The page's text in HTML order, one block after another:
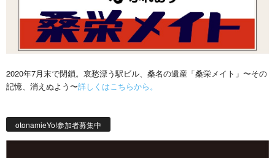
2020年7月末で閉鎖。哀愁漂う駅ビル、桑名の遺産「桑栄メイト」〜その
記憶、消えぬよう〜詳しくはこちらから。
otonamieYo!参加者募集中